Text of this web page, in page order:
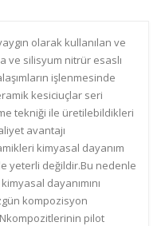
olarak kullanılan ve
ve silisyum nitrür esaslı
işlenmesinde
kesiciuçlar seri
tekniği ile üretilebildikleri
avantajı
kimyasal dayanım
yeterli değildir.Bu nedenle
dayanımını
kompozisyon
pilot